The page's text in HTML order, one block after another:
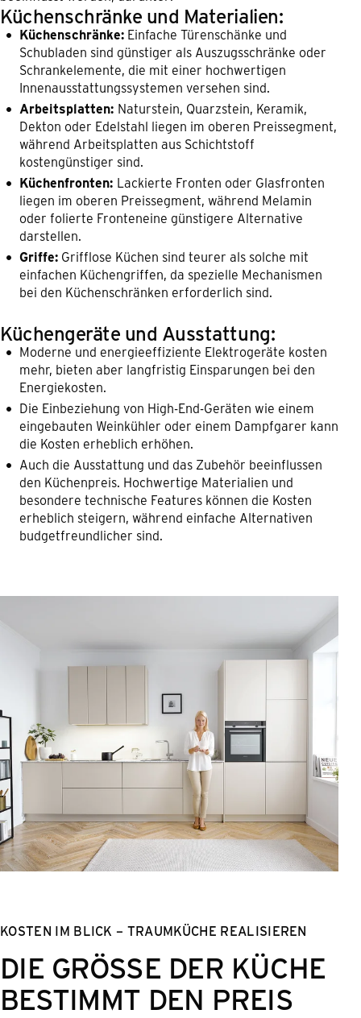
Küchenschränke und Materialien:
Küchenschränke: Einfache Türenschänke und
Schubladen sind günstiger als Auszugsschränke oder
Schrankelemente, die mit einer hochwertigen
Innenausstattungssystemen versehen sind.
Arbeitsplatten: Naturstein, Quarzstein, Keramik,
Dekton oder Edelstahl liegen im oberen Preissegment,
während Arbeitsplatten aus Schichtstoff
kostengünstiger sind.
Küchenfronten: Lackierte Fronten oder Glasfronten
liegen im oberen Preissegment, während Melamin
oder folierte Fronteneine günstigere Alternative
darstellen.
Griffe: Grifflose Küchen sind teurer als solche mit
einfachen Küchengriffen, da spezielle Mechanismen
bei den Küchenschränken erforderlich sind.
Küchengeräte und Ausstattung:
Moderne und energieeffiziente Elektrogeräte kosten
mehr, bieten aber langfristig Einsparungen bei den
Energiekosten.
Die Einbeziehung von High-End-Geräten wie einem
eingebauten Weinkühler oder einem Dampfgarer kann
die Kosten erheblich erhöhen.
Auch die Ausstattung und das Zubehör beeinflussen
den Küchenpreis. Hochwertige Materialien und
besondere technische Features können die Kosten
erheblich steigern, während einfache Alternativen
budgetfreundlicher sind.
KOSTEN IM BLICK – TRAUMKÜCHE REALISIEREN
DIE GRÖSSE DER KÜCHE B
ESTIMMT DEN PREIS